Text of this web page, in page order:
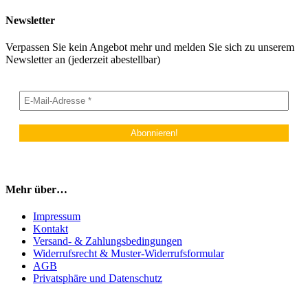
Newsletter
Verpassen Sie kein Angebot mehr und melden Sie sich zu unserem
Newsletter an (jederzeit abestellbar)
Mehr über…
Impressum
Kontakt
Versand- & Zahlungsbedingungen
Widerrufsrecht & Muster-Widerrufsformular
AGB
Privatsphäre und Datenschutz